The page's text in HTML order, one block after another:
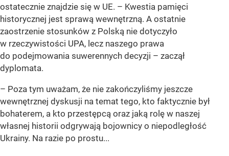
ostatecznie znajdzie się w UE. – Kwestia pamięci
historycznej jest sprawą wewnętrzną. A ostatnie
zaostrzenie stosunków z Polską nie dotyczyło
w rzeczywistości UPA, lecz naszego prawa
do podejmowania suwerennych decyzji – zaczął
dyplomata.
– Poza tym uważam, że nie zakończyliśmy jeszcze
wewnętrznej dyskusji na temat tego, kto faktycznie był
bohaterem, a kto przestępcą oraz jaką rolę w naszej
własnej historii odgrywają bojownicy o niepodległość
Ukrainy. Na razie po prostu...